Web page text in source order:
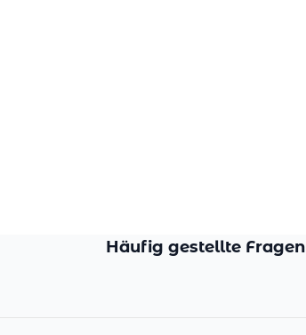
Häufig gestellte Fragen